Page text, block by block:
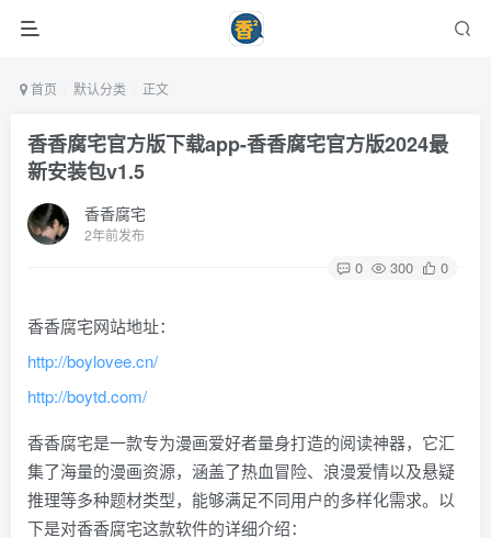
首页 默认分类 正文
香香腐宅官方版下载app-香香腐宅官方版2024最
新安装包v1.5
香香腐宅
2年前发布
0 300 0
香香腐宅网站地址：
http://boylovee.cn/
http://boytd.com/
香香腐宅是一款专为漫画爱好者量身打造的阅读神器，它汇
集了海量的漫画资源，涵盖了热血冒险、浪漫爱情以及悬疑
推理等多种题材类型，能够满足不同用户的多样化需求。以
下是对香香腐宅这款软件的详细介绍：